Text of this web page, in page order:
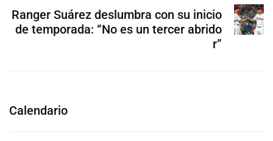
Ranger Suárez deslumbra con su inicio
de temporada: “No es un tercer abrido
r”
Calendario